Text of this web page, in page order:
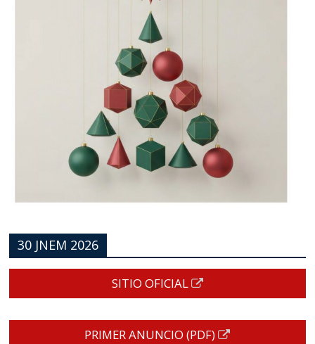
30 JNEM 2026
SITIO OFICIAL
PRIMER ANUNCIO (PDF)